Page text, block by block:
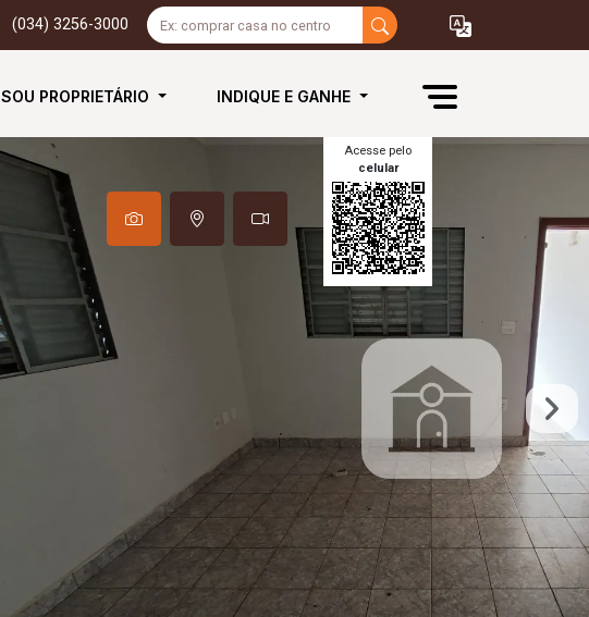
(034) 3256-3000
SOU PROPRIETÁRIO INDIQUE E GANHE
Acesse pelo
celular